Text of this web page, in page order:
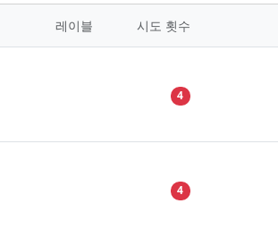
레이블 시도 횟수
4
4